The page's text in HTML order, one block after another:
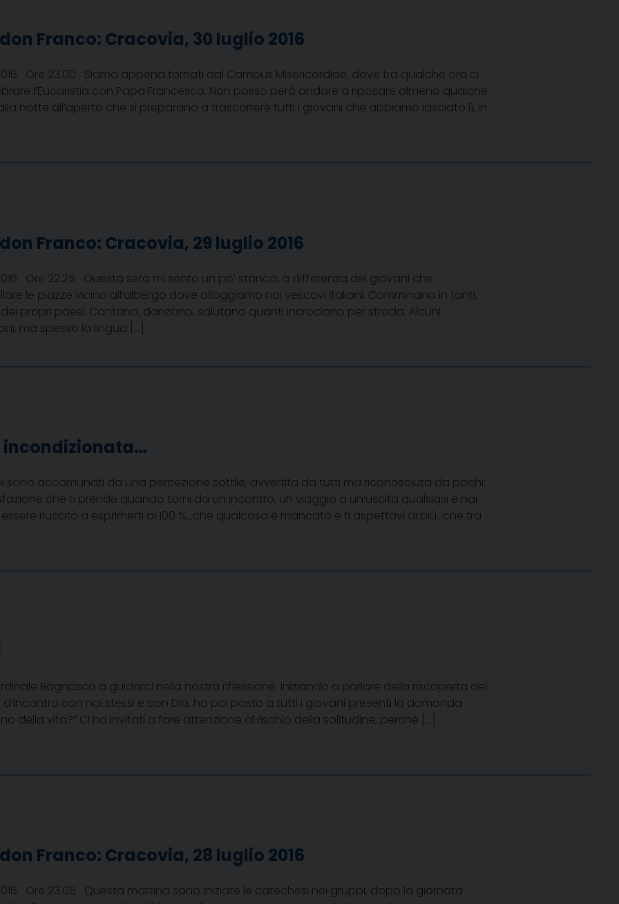
Franco: Cracovia, 30 luglio 2016
Ore 23.00 Siamo appena tornati dal Campus Misericordiae, dove tra qualche ora ci
l’Eucaristia con Papa Francesco. Non posso però andare a riposare almeno qualche
notte all’aperto che si preparano a trascorrere tutti i giovani che abbiamo lasciato lì, in
Franco: Cracovia, 29 luglio 2016
Ore 22.25 Questa sera mi sento un po’ stanco, a differenza dei giovani che
le piazze vicino all’albergo dove alloggiamo noi vescovi italiani. Camminano in tanti,
propri paesi. Cantano, danzano, salutano quanti incrociano per strada. Alcuni
ma spesso la lingua […]
incondizionata…
sono accomunati da una percezione sottile, avvertita da tutti ma riconosciuta da pochi:
che ti prende quando torni da un incontro, un viaggio o un’uscita qualsiasi e hai
essere riuscito a esprimerti al 100 %…che qualcosa è mancato e ti aspettavi di più…che tra
Bagnasco a guidarci nella nostra riflessione. Iniziando a parlare della riscoperta del
con noi stessi e con Dio, ha poi posto a tutti i giovani presenti la domanda :
della vita?” Ci ha invitati a fare attenzione al rischio della solitudine, perché […]
Franco: Cracovia, 28 luglio 2016
Ore 23.05 Questa mattina sono iniziate le catechesi nei gruppi, dopo la giornata